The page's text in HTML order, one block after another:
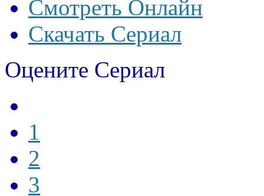
Смотреть Онлайн
Скачать Сериал
Оцените Сериал
1
2
3